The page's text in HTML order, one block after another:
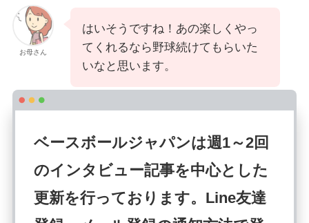
お母さん
はいそうですね！あの楽しくやっ
てくれるなら野球続けてもらいた
いなと思います。
ベースボールジャパンは週1～2回
のインタビュー記事を中心とした
更新を行っております。Line友達